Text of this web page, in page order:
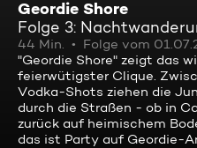
Geordie Shore
Folge 3:
44 Min. Folge vom
"Geordie Shore" zeigt das
feierwütigster Clique.
Vodka-Shots ziehen die
durch die Straßen - ob in
zurück auf heimischem
das ist Party auf Geordie-